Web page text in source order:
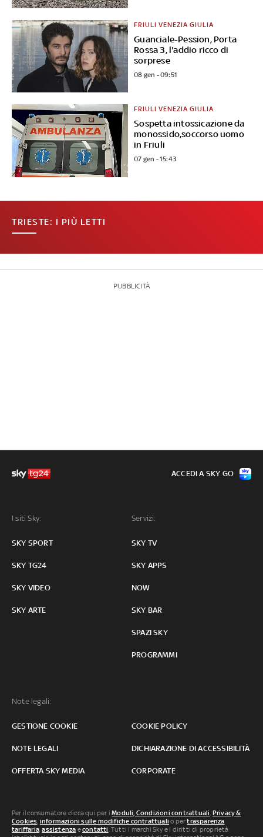
Guanciale-Pession, Porta
Rossa 3, l'addio ricco di
sorprese
FRIULI VENEZIA GIULIA
08 gen - 09:51
Sospetta intossicazione da
monossido,soccorso uomo
in Friuli
FRIULI VENEZIA GIULIA
07 gen - 15:43
TRIESTE: I PIÙ LETTI
PUBBLICITÀ
I siti Sky:
SKY SPORT
SKY TG24
SKY VIDEO
SKY ARTE
Servizi:
SKY TV
SKY APPS
NOW
SKY BAR
SPAZI SKY
PROGRAMMI
Note legali:
GESTIONE COOKIE COOKIE POLICY
NOTE LEGALI DICHIARAZIONE DI ACCESSIBILITÀ
OFFERTA SKY MEDIA CORPORATE
ACCEDI A SKY GO
Per il consumatore clicca qui per iModuli, Condizioni contrattuali, Privacy &
Cookies, informazioni sulle modifiche contrattuali o pertrasparenza
tariffaria,assistenza econtatti. Tutti i marchi Sky e i diritti di proprietà